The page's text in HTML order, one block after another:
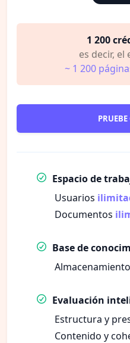
1 200
es decir, el
~ 1 200
Espacio de
Usuarios
Documentos
Base de
Almacenamiento
Evaluación
Estructura y
Contenido y